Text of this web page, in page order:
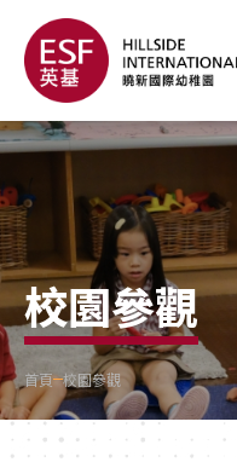
校園參觀
首頁 校園參觀